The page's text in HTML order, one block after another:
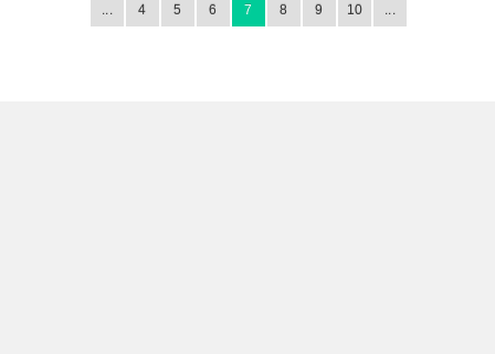
... 4 5 6 7 8 9 10 ...